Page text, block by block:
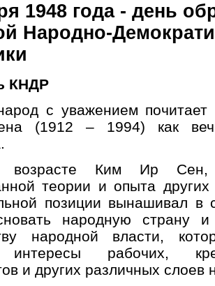
1948 года - день
Народно-
КНДР
с уважением
(1912 – 1994) как
Ким Ир Сен,
теории и опыта
позиции вынашивал в
народную страну
народной власти,
интересы рабочих,
и других различных слоев